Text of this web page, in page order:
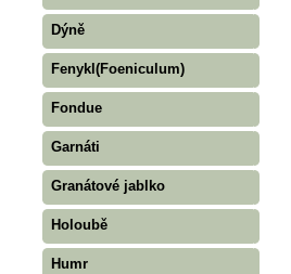
Dýně
Fenykl(Foeniculum)
Fondue
Garnáti
Granátové jablko
Holoubě
Humr